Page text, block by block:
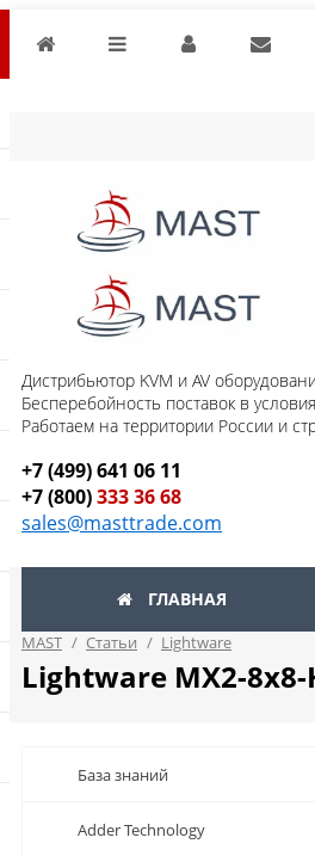
Дистрибьютор KVM и AV
Бесперебойность поставок в
Работаем на территории России и
+7 (499) 641 06 11
+7 (800)333 36 68
sales@masttrade.com
ГЛАВНАЯ
MAST / Статьи / Lightware
Lightware MX2-
База знаний
Adder Technology